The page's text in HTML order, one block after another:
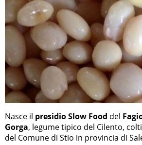
Nasce il presidio Slow Food del
Gorga, legume tipico del Cilento,
del Comune di Stio in provincia di